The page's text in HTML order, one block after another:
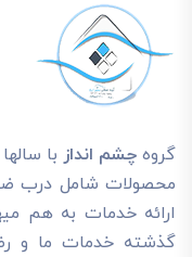
گروهچشم انداز با
محصولات شامل درب
ارائه خدمات به هم
گذشته خدمات ما و